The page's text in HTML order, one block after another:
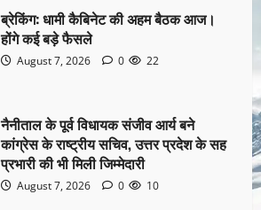
ब्रेकिंग: धामी कैबिनेट की अहम बैठक आज।
होंगे कई बड़े फैसले
August 7, 2026 0 22
नैनीताल के पूर्व विधायक संजीव आर्य बने
कांग्रेस के राष्ट्रीय सचिव, उत्तर प्रदेश के सह
प्रभारी की भी मिली जिम्मेदारी
August 7, 2026 0 10